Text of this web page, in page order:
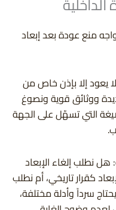
منع عودة بعد إبعاد
يعود إلا بإذن خاص من
ووثائق قوية ونصوغ
التي تسهّل على الجهة
نطلب إلغاء الإبعاد
كقرار تاريخي، أم نطلب
سرداً وأدلة مختلفة،